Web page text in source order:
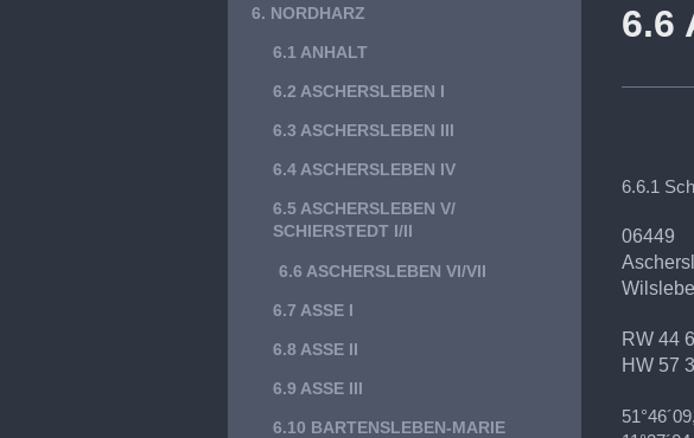
6.6
6.6.1
06449
RW 44
HW 57
6. NORDHARZ
6.1 ANHALT
6.2 ASCHERSLEBEN I
6.3 ASCHERSLEBEN III
6.4 ASCHERSLEBEN IV
6.5 ASCHERSLEBEN V/
SCHIERSTEDT I/II
6.6 ASCHERSLEBEN VI/VII
6.7 ASSE I
6.8 ASSE II
6.9 ASSE III
6.10 BARTENSLEBEN-MARIE